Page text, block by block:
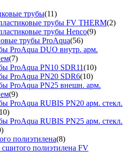
трубы(11)
трубы FV THERM(2)
трубы Henco(9)
трубы ProAqua(56)
ProAqua DUO внутр. арм.
(7)
ProAqua PN10 SDR11(10)
ProAqua PN20 SDR6(10)
ProAqua PN25 внешн. арм.
(9)
ProAqua RUBIS PN20 арм. стекл.
ProAqua RUBIS PN25 арм. стекл.
полиэтилена(8)
полиэтилена FV